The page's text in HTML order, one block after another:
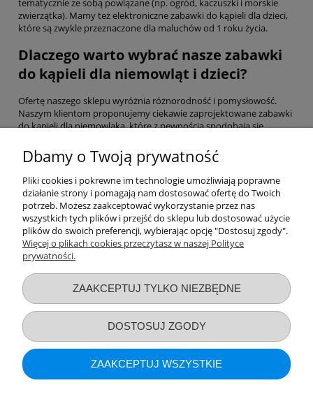
tematycznie ze sobą powiązane (np. ogród, kaczuszki i morskie
zwierzątka). Mamy też elektroniczne zabawki do kąpieli dla dzieci,
które są zwykle przeznaczone dla maluchów od 1 roku życia.
Dlaczego warto wybrać nasze zabawki
do kąpieli dla niemowląt i dzieci?
Ofertę naszego sklepu wyróżnia różnorodność i pomysłowość.
Naszym klientom proponujemy ciekawie zaprojektowane zabawki
do kąpieli dla niemowlaka, które z pewnością spodobają się
edukacyjny, jak i integracyjny . Zabawki do kąpieli dla niemowląt
i dzieci to doskonała propozycja również dla tych, którzy po prostu
chcą spędzać z dzieckiem czas kąpieli. Mnogość wzorów i kolorów
sprawi, że odkrywanie kolejnych wariantów zabawy będzie
prawdziwą przyjemnością.
Reasumując, nasze zabawki do kąpieli dla niemowląt i nieco
większych pociech to strzał w dziesiątkę.
Informacje o sklepie
Dbamy o Twoją prywatność
Pliki cookies i pokrewne im technologie umożliwiają poprawne
działanie strony i pomagają nam dostosować ofertę do Twoich
potrzeb. Możesz zaakceptować wykorzystanie przez nas
wszystkich tych plików i przejść do sklepu lub dostosować użycie
plików do swoich preferencji, wybierając opcję "Dostosuj zgody".
Więcej o plikach cookies przeczytasz w naszej Polityce
prywatności.
ZAAKCEPTUJ TYLKO NIEZBĘDNE
DOSTOSUJ ZGODY
ZAAKCEPTUJ WSZYSTKIE